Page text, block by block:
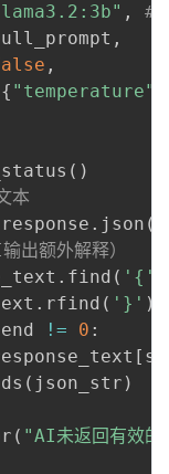
,
#
,
,
{ "temperature"
( )
本
response . json (
出额外解释）
. find ( '{'
. rfind ( '}' )
end != 0 :
[
( json_str )
( "AI未返回有效的